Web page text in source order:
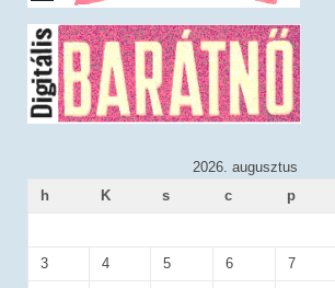
2026. augusztus
h
K s c p
3 4 5 6 7